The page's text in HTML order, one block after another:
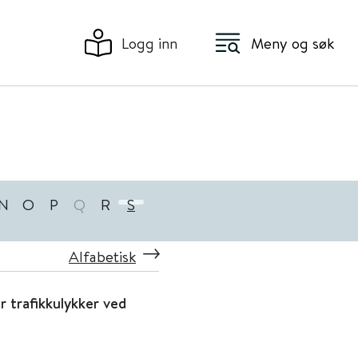
Logg inn Meny og søk
O P Q R S
Alfabetisk
trafikkulykker ved